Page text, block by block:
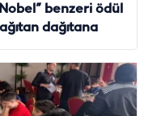
benzeri ödül
dağıtana